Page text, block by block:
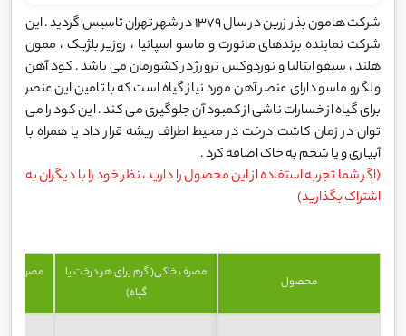
شرکت هامون بذر زرین در سال 1379 در شهر تهران تاسیس گردید . این
شرکت نماینده برندهای مانورت و ماسو اسپانیا ، روزیر بلژیک ، ممون
هلند ، سیفو ایتالیا و نوردوکس نرورژ در کشورمان می باشد . کود آهن
ولگرو ماسو دارای عنصر آهن مورد نیاز گیاه است که با تامین این عنصر
برای گیاه از خسارات ناشی از کمبود آن جلوگیری می کند . این کود را می
توان در زمان کاشت درخت در محیط اطراف ریشه قرار داد یا همراه با
آبیاری و یا شخم به خاک اضافه کرد .
(اگر شما تجربه استفاده از این محصول را دارید، نظر خود را با دیگران به
اشتراک بگذارید)
محصول
مصرف خاکی( گرم برای هر درخت یا
گیاه)
مصرف